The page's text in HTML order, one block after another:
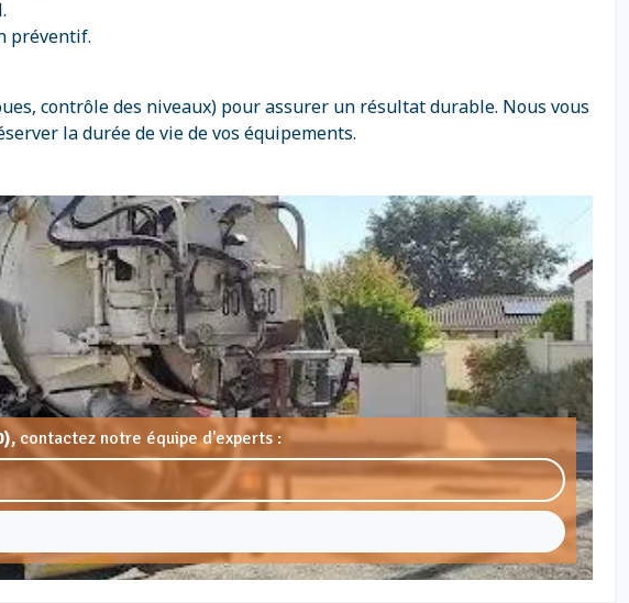
préventif.
contrôle des niveaux) pour assurer un résultat durable. Nous vous
la durée de vie de vos équipements.
contactez notre équipe d'experts :